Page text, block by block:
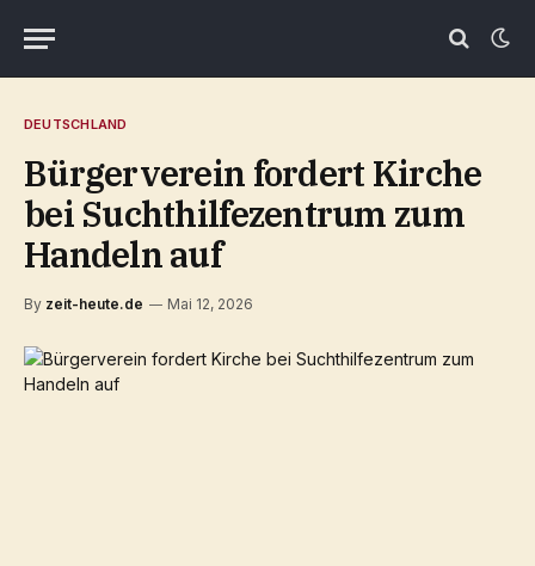
DEUTSCHLAND
Bürgerverein fordert Kirche
bei Suchthilfezentrum zum
Handeln auf
By zeit-heute.de Mai 12, 2026